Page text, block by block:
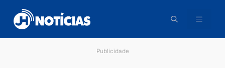
para
conteúdo